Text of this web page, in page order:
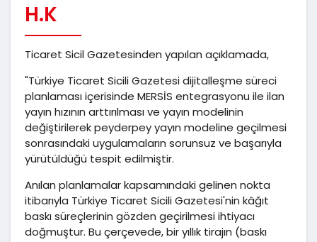
H.K
Ticaret Sicil Gazetesinden yapılan açıklamada,
"Türkiye Ticaret Sicili Gazetesi dijitalleşme süreci
planlaması içerisinde MERSİS entegrasyonu ile ilan
yayın hızının arttırılması ve yayın modelinin
değiştirilerek peyderpey yayın modeline geçilmesi
sonrasındaki uygulamaların sorunsuz ve başarıyla
yürütüldüğü tespit edilmiştir.
Anılan planlamalar kapsamındaki gelinen nokta
itibarıyla Türkiye Ticaret Sicili Gazetesi'nin kâğıt
baskı süreçlerinin gözden geçirilmesi ihtiyacı
doğmuştur. Bu çerçevede, bir yıllık tirajın (baskı